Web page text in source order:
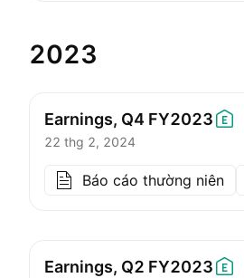
2023
Earnings, Q4 FY2023
22 thg 2, 2024
Báo cáo thường niên
Earnings, Q2 FY2023